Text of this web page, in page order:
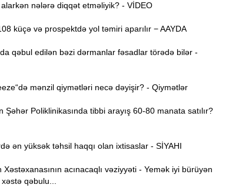
nələrə diqqət etməliyik? - VİDEO
küçə və prospektdə yol təmiri aparılır − AAYDA
qəbul edilən bəzi dərmanlar fəsadlar törədə bilər -
mənzil qiymətləri necə dəyişir? - Qiymətlər
Şəhər Poliklinikasında tibbi arayış 60-80 manata satılır?
ən yüksək təhsil haqqı olan ixtisaslar - SİYAHI
acınacaqlı vəziyyəti - Yemək iyi bürüyən
qəbulu...